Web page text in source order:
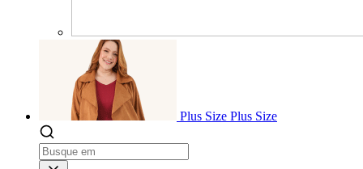
Plus Size Plus Size